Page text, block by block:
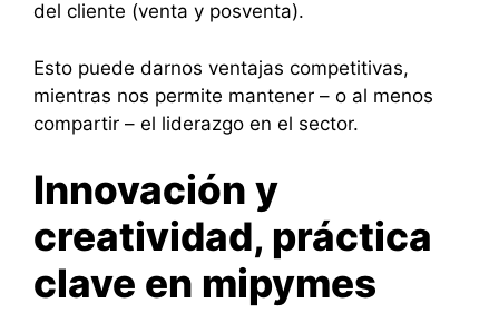
del cliente (venta y posventa).
Esto puede darnos ventajas competitivas,
mientras nos permite mantener – o al menos
compartir – el liderazgo en el sector.
Innovación y
creatividad, práctica
clave en mipymes